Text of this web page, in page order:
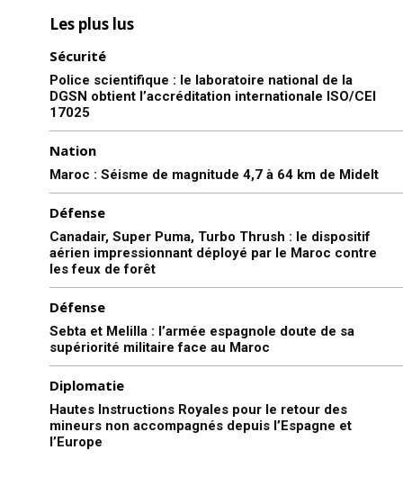
Les plus lus
Sécurité
Police scientifique : le laboratoire national de la
DGSN obtient l’accréditation internationale ISO/CEI
17025
Nation
Maroc : Séisme de magnitude 4,7 à 64 km de Midelt
Défense
Canadair, Super Puma, Turbo Thrush : le dispositif
aérien impressionnant déployé par le Maroc contre
les feux de forêt
Défense
Sebta et Melilla : l’armée espagnole doute de sa
supériorité militaire face au Maroc
Diplomatie
Hautes Instructions Royales pour le retour des
mineurs non accompagnés depuis l’Espagne et
l’Europe